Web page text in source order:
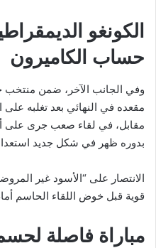
الكونغو
حساب الكاميرون
وفي الجانب الآخر، ضمن منتخب
مقعده في النهائي بعد تغلبه
مقابل، في لقاء صعب جرى على
بدوره ظهر في شكل جديد
الانتصار على “الأسود غير
قوية قبل خوض اللقاء الحاسم
مباراة فاصلة